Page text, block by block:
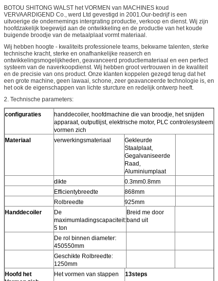
BOTOU SHITONG WALST het VORMEN van MACHINES koud
VERVAARDIGEND Co., werd Ltd gevestigd in 2001.Our-bedrijf is een
uitvoerige de ondernemings intergrating productie, verkoop en dienst. Wij zijn
hoofdzakelijk toegewijd aan de ontwikkeling en de productie van het koude
buigende broodje van de metaalplaat vormt materiaal.
Wij hebben hoogte - kwaliteits professionele teams, bekwame talenten, sterke
technische kracht, sterke en onafhankelijke reaserch en
ontwikkelingsmogelijkheden, geavanceerd productiemateriaal en een perfect
systeem van de naverkoopdienst. Wij hebben groot vertrouwen in de kwaliteit
en de precisie van ons product. Onze klanten koppelen gezegd terug dat het
een grote machine, geen lawaai, schone, zeer geavanceerde technologie is, en
het ook de eigenschappen van lichte sturcture en redelijk ontwerp heeft.
2. Technische parameters:
configuraties
handdecoiler, hoofdmachine die van broodje, het snijden
apparaat, outputlijst, elektrische motor, PLC controlesysteem
vormen zich
Materiaal
verwerkingsmateriaal
Gekleurde
Staalplaat,
Gegalvaniseerde
Raad,
Aluminiumplaat
dikte
0.3mm0.8mm
Efficientybreedte
868mm
Rolbreedte
925mm
Handdecoiler
De
maximumladingscapaciteit:
5 ton
Breid me door
band uit
De rol binnen diameter:
450550mm
Geschikte Rolbreedte:
1250mm
Hoofd het
Het vormen van stappen 13steps